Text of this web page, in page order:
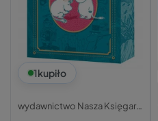
1kupiło
wydawnictwo Nasza Księgarnia